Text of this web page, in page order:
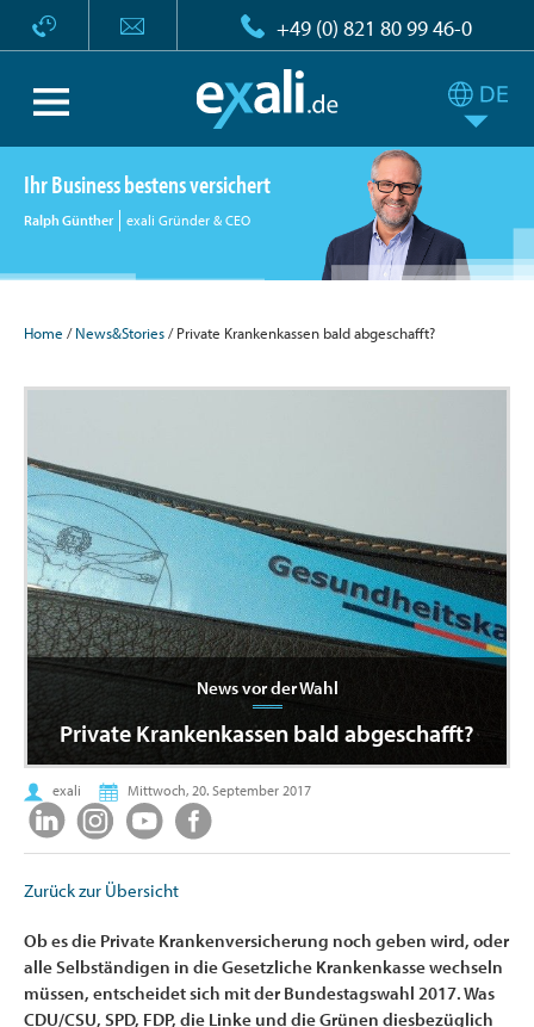
+49 (0) 821 80 99 46-0
Ihr Business bestens versichert
Ralph Günther exali Gründer & CEO
Home /News&Stories/ Private Krankenkassen bald abgeschafft?
News vor der Wahl
Private Krankenkassen bald abgeschafft?
exali Mittwoch, 20. September 2017
Zurück zur Übersicht
Ob es die Private Krankenversicherung noch geben wird, oder
alle Selbständigen in die Gesetzliche Krankenkasse wechseln
müssen, entscheidet sich mit der Bundestagswahl 2017. Was
CDU/CSU, SPD, FDP, die Linke und die Grünen diesbezüglich